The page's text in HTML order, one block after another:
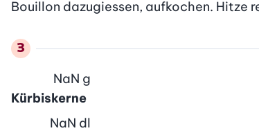
Bouillon dazugiessen, aufkochen. Hitze
Kürbiskerne
NaN g
NaN dl